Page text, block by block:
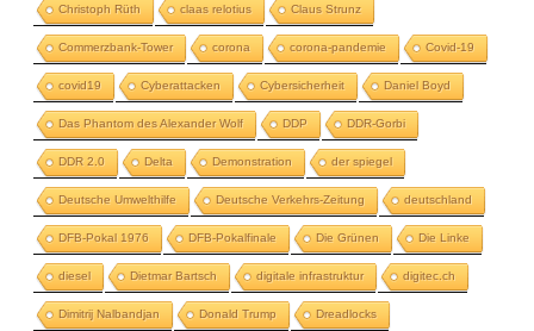
Christoph Rüth claas relotius Claus Strunz
Commerzbank-Tower corona corona-pandemie Covid-19
covid19 Cyberattacken Cybersicherheit Daniel Boyd
Das Phantom des Alexander Wolf DDP DDR-Gorbi
DDR 2.0 Delta Demonstration der spiegel
Deutsche Umwelthilfe Deutsche Verkehrs-Zeitung deutschland
DFB-Pokal 1976 DFB-Pokalfinale Die Grünen Die Linke
diesel Dietmar Bartsch digitale infrastruktur digitec.ch
Dimitrij Nalbandjan Donald Trump Dreadlocks